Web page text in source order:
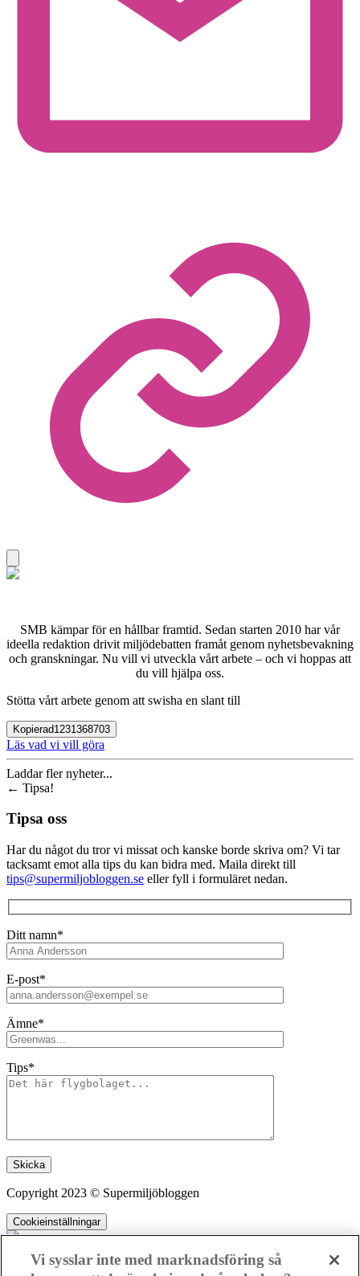
SMB kämpar för en hållbar framtid. Sedan starten 2010 har vår
ideella redaktion drivit miljödebatten framåt genom nyhetsbevakning
och granskningar. Nu vill vi utveckla vårt arbete – och vi hoppas att
du vill hjälpa oss.
Stötta vårt arbete genom att swisha en slant till
Kopierad1231368703
Läs vad vi vill göra
Laddar fler nyheter...
← Tipsa!
Tipsa oss
Har du något du tror vi missat och kanske borde skriva om? Vi tar
tacksamt emot alla tips du kan bidra med. Maila direkt till
tips@supermiljobloggen.se eller fyll i formuläret nedan.
Ditt namn*
E-post*
Ämne*
Tips*
Lämna detta fält tomt.
Copyright 2023 © Supermiljöbloggen
Cookieinställningar
Vi sysslar inte med marknadsföring så